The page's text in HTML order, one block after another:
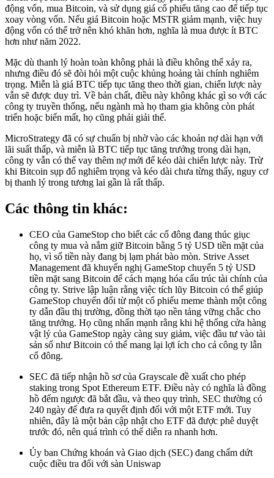
động vốn, mua Bitcoin, và sử dụng giá cổ phiếu tăng cao để tiếp tục
xoay vòng vốn. Nếu giá Bitcoin hoặc MSTR giảm mạnh, việc huy
động vốn có thể trở nên khó khăn hơn, nghĩa là mua được ít BTC
hơn như năm 2022.
Mặc dù thanh lý hoàn toàn không phải là điều không thể xảy ra,
nhưng điều đó sẽ đòi hỏi một cuộc khủng hoảng tài chính nghiêm
trọng. Miễn là giá BTC tiếp tục tăng theo thời gian, chiến lược này
vẫn sẽ được duy trì. Về bản chất, điều này không khác gì so với các
công ty truyền thống, nếu ngành mà họ tham gia không còn phát
triển hoặc biến mất, họ cũng phải giải thể.
MicroStrategy đã có sự chuẩn bị nhờ vào các khoản nợ dài hạn với
lãi suất thấp, và miễn là BTC tiếp tục tăng trưởng trong dài hạn,
công ty vẫn có thể vay thêm nợ mới để kéo dài chiến lược này. Trừ
khi Bitcoin sụp đổ nghiêm trọng và kéo dài chưa từng thấy, nguy cơ
bị thanh lý trong tương lai gần là rất thấp.
Các thông tin khác:
CEO của GameStop cho biết các cổ đông đang thúc giục
công ty mua và nắm giữ Bitcoin bằng 5 tỷ USD tiền mặt của
họ, vì số tiền này đang bị lạm phát bào mòn. Strive Asset
Management đã khuyến nghị GameStop chuyển 5 tỷ USD
tiền mặt sang Bitcoin để cách mạng hóa cấu trúc tài chính của
công ty. Strive lập luận rằng việc tích lũy Bitcoin có thể giúp
GameStop chuyển đổi từ một cổ phiếu meme thành một công
ty dẫn đầu thị trường, đồng thời tạo nền tảng vững chắc cho
tăng trưởng. Họ cũng nhấn mạnh rằng khi hệ thống cửa hàng
vật lý của GameStop ngày càng suy giảm, việc đầu tư vào tài
sản số như Bitcoin có thể mang lại lợi ích cho cả công ty lẫn
cổ đông.
SEC đã tiếp nhận hồ sơ của Grayscale đề xuất cho phép
staking trong Spot Ethereum ETF. Điều này có nghĩa là đồng
hồ đếm ngược đã bắt đầu, và theo quy trình, SEC thường có
240 ngày để đưa ra quyết định đối với một ETF mới. Tuy
nhiên, đây là một bản cập nhật cho ETF đã được phê duyệt
trước đó, nên quá trình có thể diễn ra nhanh hơn.
Ủy ban Chứng khoán và Giao dịch (SEC) đang chấm dứt
cuộc điều tra đối với sàn Uniswap